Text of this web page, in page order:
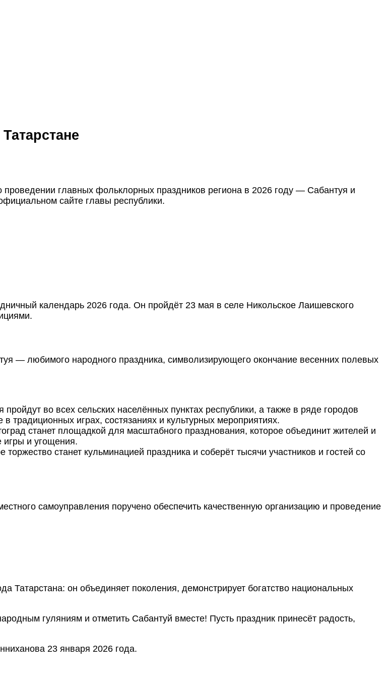
главных фольклорных праздников региона в 2026 году — Сабантуя и
сайте главы республики.
календарь 2026 года. Он пройдёт 23 мая в селе Никольское Лаишевского
— любимого народного праздника, символизирующего окончание весенних полевых
во всех сельских населённых пунктах республики, а также в ряде городов
традиционных играх, состязаниях и культурных мероприятиях.
станет площадкой для масштабного празднования, которое объединит жителей и
игры и угощения.
станет кульминацией праздника и соберёт тысячи участников и гостей со
самоуправления поручено обеспечить качественную организацию и проведение
Татарстана: он объединяет поколения, демонстрирует богатство национальных
гуляниям и отметить Сабантуй вместе! Пусть праздник принесёт радость,
23 января 2026 года.